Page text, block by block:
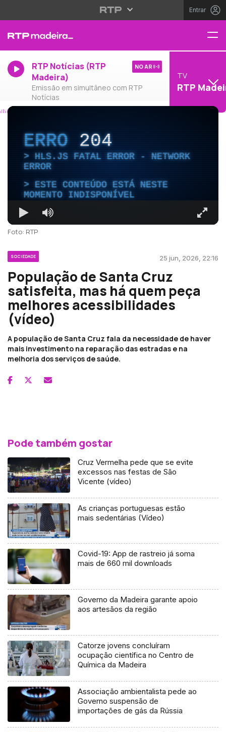
Entrar
RTP Notícias (RTP
Madeira)
Emissão em simultâneo com RTP
Notícias
NO AR
TV
RTP
ERRO204
HLS.JS FATAL ERROR - NETWORK
ERROR
ESTE CONTEÚDO ESTÁ NESTE
MOMENTO INDISPONÍVEL
Foto: RTP
SOCIEDADE 25 jun, 2026, 22:16
População de Santa Cruz
satisfeita, mas há quem peça
melhores acessibilidades
(vídeo)
A população de Santa Cruz fala da necessidade de haver
mais investimento na reparação das estradas e na
melhoria dos serviços de saúde.
Pode também gostar
Cruz Vermelha pede que se evite
excessos nas festas de São
Vicente (vídeo)
As crianças portuguesas estão
mais sedentárias (Vídeo)
Covid-19: App de rastreio já soma
mais de 660 mil downloads
Governo da Madeira garante apoio
aos artesãos da região
Catorze jovens concluíram
ocupação científica no Centro de
Química da Madeira
Associação ambientalista pede ao
Governo suspensão de
importações de gás da Rússia